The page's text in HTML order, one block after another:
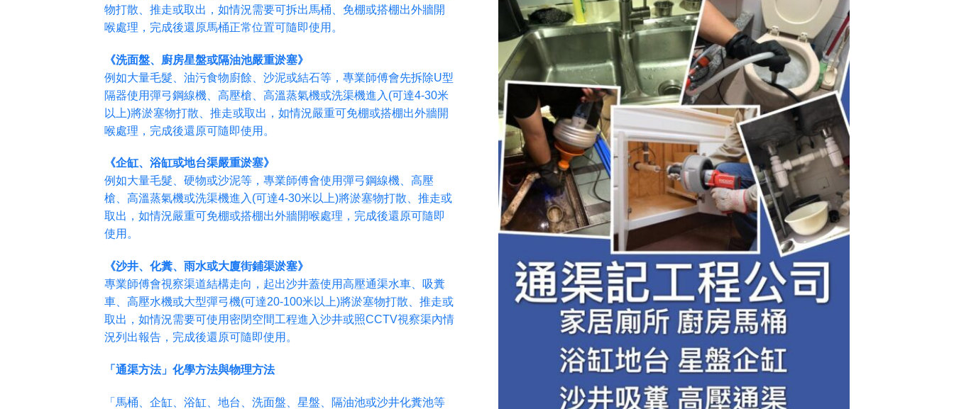
物打散、推走或取出，如情況需要可拆出馬桶、免棚或搭棚出外牆開
喉處理，完成後還原馬桶正常位置可隨即使用。
《洗面盤、廚房星盤或隔油池嚴重淤塞》
例如大量毛髮、油污食物廚餘、沙泥或結石等，專業師傅會先拆除U型
隔器使用彈弓鋼線機、高壓槍、高溫蒸氣機或洗渠機進入(可達4-30米
以上)將淤塞物打散、推走或取出，如情況嚴重可免棚或搭棚出外牆開
喉處理，完成後還原可隨即使用。
《企缸、浴缸或地台渠嚴重淤塞》
例如大量毛髮、硬物或沙泥等，專業師傅會使用彈弓鋼線機、高壓
槍、高溫蒸氣機或洗渠機進入(可達4-30米以上)將淤塞物打散、推走或
取出，如情況嚴重可免棚或搭棚出外牆開喉處理，完成後還原可隨即
使用。
《沙井、化糞、雨水或大廈街鋪渠淤塞》
專業師傅會視察渠道結構走向，起出沙井蓋使用高壓通渠水車、吸糞
車、高壓水機或大型彈弓機(可達20-100米以上)將淤塞物打散、推走或
取出，如情況需要可使用密閉空間工程進入沙井或照CCTV視察渠內情
況列出報告，完成後還原可隨即使用。
「通渠方法」化學方法與物理方法
「馬桶、企缸、浴缸、地台、洗面盤、星盤、隔油池或沙井化糞池等